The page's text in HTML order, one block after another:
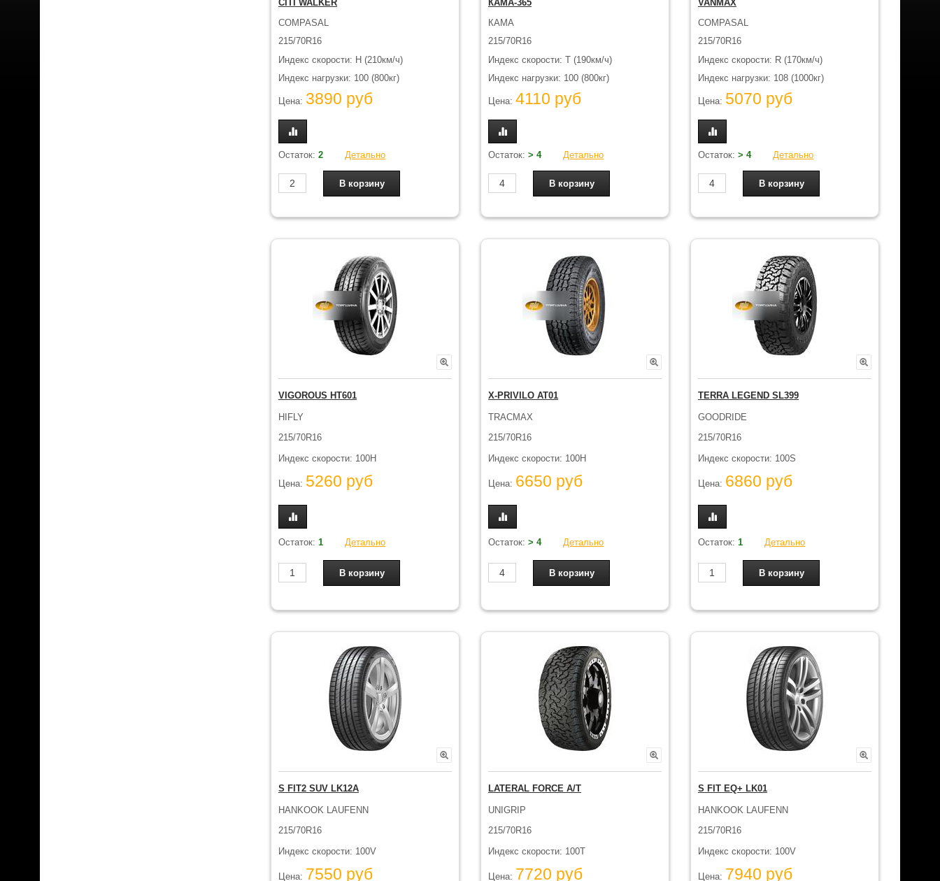
CITI WALKER
COMPASAL
215/70R16
Индекс скорости: H (210км/ч)
Индекс нагрузки: 100 (800кг)
Цена: 3890 руб
Остаток: 2 Детально
КАМА-365
КАМА
215/70R16
Индекс скорости: T (190км/ч)
Индекс нагрузки: 100 (800кг)
Цена: 4110 руб
Остаток: > 4 Детально
VANMAX
COMPASAL
215/70R16
Индекс скорости: R (170км/ч)
Индекс нагрузки: 108 (1000кг)
Цена: 5070 руб
Остаток: > 4 Детально
VIGOROUS HT601
HIFLY
215/70R16
Индекс скорости: 100H
Цена: 5260 руб
Остаток: 1 Детально
X-PRIVILO AT01
TRACMAX
215/70R16
Индекс скорости: 100H
Цена: 6650 руб
Остаток: > 4 Детально
TERRA LEGEND SL399
GOODRIDE
215/70R16
Индекс скорости: 100S
Цена: 6860 руб
Остаток: 1 Детально
S FIT2 SUV LK12A
HANKOOK LAUFENN
215/70R16
Индекс скорости: 100V
Цена: 7550 руб
LATERAL FORCE A/T
UNIGRIP
215/70R16
Индекс скорости: 100T
Цена: 7720 руб
S FIT EQ+ LK01
HANKOOK LAUFENN
215/70R16
Индекс скорости: 100V
Цена: 7940 руб